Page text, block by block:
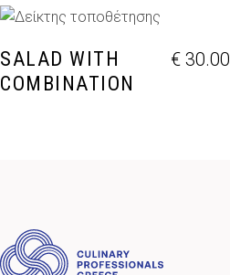
ΠΡΟΣΘΉΚΗ ΣΤΟ ΚΑΛΆΘΙ
SALAD WITH
COMBINATION
€ 30.00